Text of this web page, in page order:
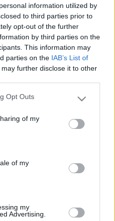
information utilized by
to third parties prior to
opt-out of the further
by third parties on the
This information may
parties on the IAB’s List of
may further disclose it to other
uses one or more Google
behaviour. You may click to
purposes in below Google
Opt Outs
of my
of my
my
Advertising.
nel Parking riservato ai
N 48.08218, E 7.35990
è un parcheggio per camper
Sei vicino al centro, forse di
c'erano dei camper in sosta (io
del Porto)
alle 22:51:50
park. Per fermarmi a